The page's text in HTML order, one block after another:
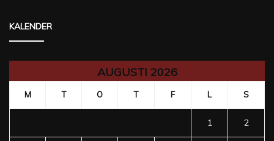
KALENDER
AUGUSTI 2026
M T O T F L S
1 2